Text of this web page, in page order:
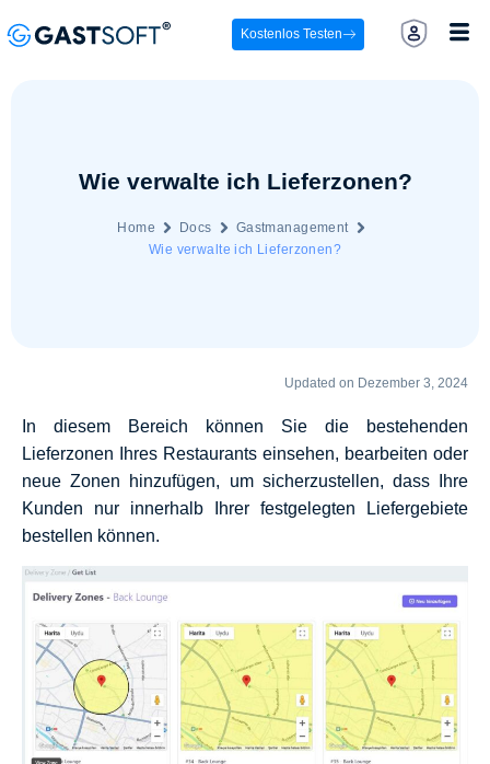
Kostenlos Testen
Wie verwalte ich Lieferzonen?
Home Docs
Gastmanagement
Wie verwalte ich Lieferzonen?
Updated on Dezember 3, 2024
In diesem Bereich können Sie die bestehenden
Lieferzonen Ihres Restaurants einsehen, bearbeiten oder
neue Zonen hinzufügen, um sicherzustellen, dass Ihre
Kunden nur innerhalb Ihrer festgelegten Liefergebiete
bestellen können.